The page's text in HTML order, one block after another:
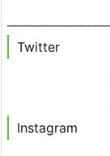
Twitter
Instagram